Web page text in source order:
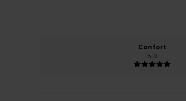
Confort
5.0